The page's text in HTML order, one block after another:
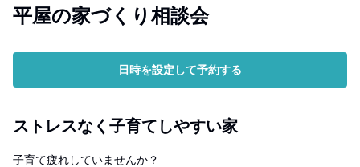
平屋の家づくり相談会
日時を設定して予約する
ストレスなく子育てしやすい家
子育て疲れしていませんか？